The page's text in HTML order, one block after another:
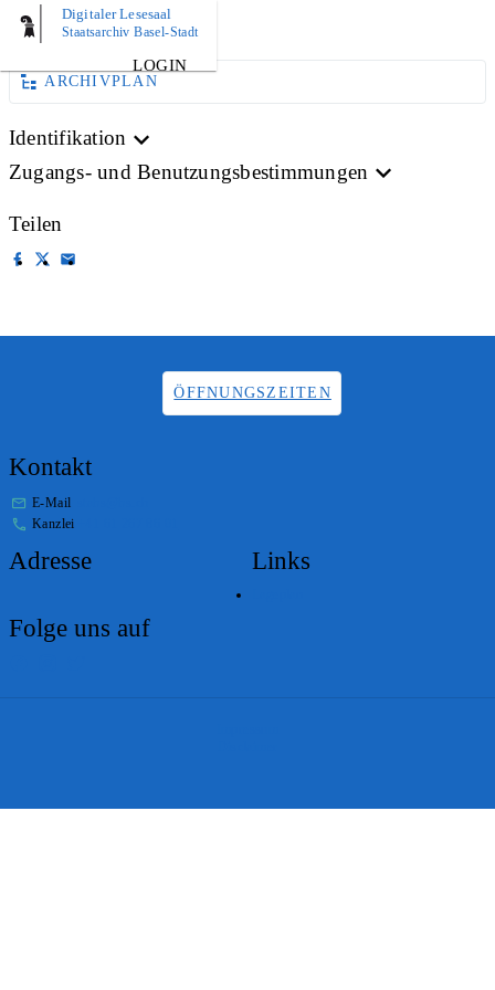
Digitaler Lesesaal
Staatsarchiv Basel-Stadt
LOGIN
BILD
ARCHIVPLAN
Identifikation
Zugangs- und Benutzungsbestimmungen
Teilen
ÖFFNUNGSZEITEN
Kontakt
E-Mail
Kanzlei
Adresse Links
Folge uns auf